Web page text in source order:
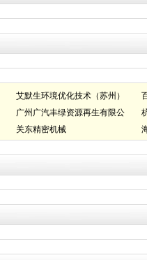
艾默生环境优化技术（苏州）
有限公司
广州广汽丰绿资源再生有限公
司
关东精密机械